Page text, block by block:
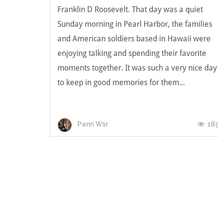
Franklin D Roosevelt. That day was a quiet
Sunday morning in Pearl Harbor, the families
and American soldiers based in Hawaii were
enjoying talking and spending their favorite
moments together. It was such a very nice day
to keep in good memories for them...
Pann Wsr